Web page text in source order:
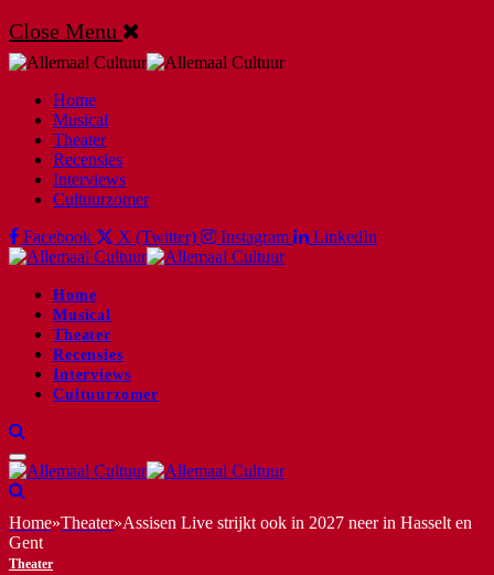
Close Menu
Home
Musical
Theater
Recensies
Interviews
Cultuurzomer
Facebook
X (Twitter) Instagram LinkedIn
Home
Musical
Theater
Recensies
Interviews
Cultuurzomer
Home»Theater»Assisen Live strijkt ook in 2027 neer in Hasselt en
Gent
Theater